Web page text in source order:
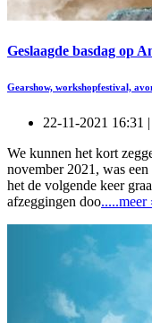
Geslaagde basdag op
Gearshow, workshopfestival,
22-11-2021 16:31 |
We kunnen het kort
november 2021, was
het de volgende keer
afzeggingen doo.....meer